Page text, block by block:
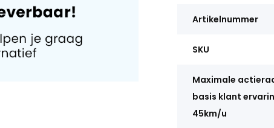
Artikelnummer
SKU
Maximale
basis klant
45km/u